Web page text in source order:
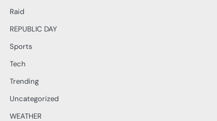
Raid
REPUBLIC DAY
Sports
Tech
Trending
Uncategorized
WEATHER